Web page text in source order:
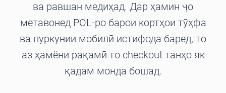
ва равшан медиҳад. Дар ҳамин ҷо
метавонед POL-ро барои кортҳои тӯҳфа
ва пуркунии мобилӣ истифода баред, то
аз ҳамёни рақамӣ то checkout танҳо як
қадам монда бошад.